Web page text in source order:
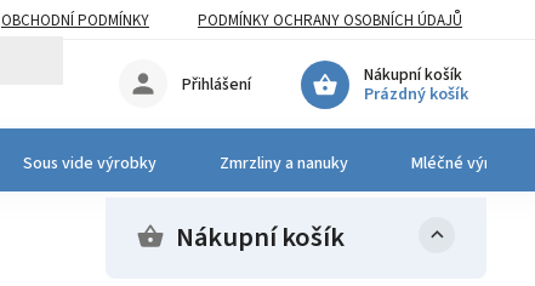
OBCHODNÍ PODMÍNKY PODMÍNKY OCHRANY OSOBNÍCH ÚDAJŮ
Nákupní košík
Prázdný košík
Přihlášení
Sous vide výrobky Zmrzliny a nanuky Mléčné výrobky
Nákupní košík